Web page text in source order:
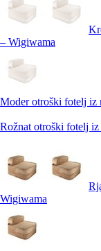
– Wigiwama
Moder otroški fotelj iz
Rožnat otroški fotelj iz
Wigiwama